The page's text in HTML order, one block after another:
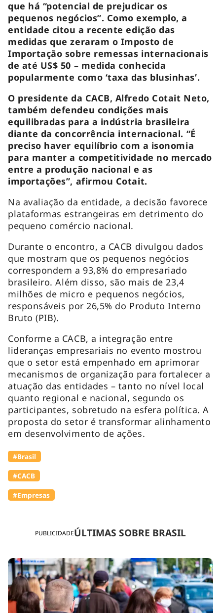
PUBLICIDADEÚLTIMAS SOBRE BRASIL
que há “potencial de prejudicar os
pequenos negócios”. Como exemplo, a
entidade citou a recente edição das
medidas que zeraram o Imposto de
Importação sobre remessas internacionais
de até US$ 50 – medida conhecida
popularmente como ‘taxa das blusinhas’.
O presidente da CACB, Alfredo Cotait Neto,
também defendeu condições mais
equilibradas para a indústria brasileira
diante da concorrência internacional. “É
preciso haver equilíbrio com a isonomia
para manter a competitividade no mercado
entre a produção nacional e as
importações”, afirmou Cotait.
Na avaliação da entidade, a decisão favorece
plataformas estrangeiras em detrimento do
pequeno comércio nacional.
Durante o encontro, a CACB divulgou dados
que mostram que os pequenos negócios
correspondem a 93,8% do empresariado
brasileiro. Além disso, são mais de 23,4
milhões de micro e pequenos negócios,
responsáveis por 26,5% do Produto Interno
Bruto (PIB).
Conforme a CACB, a integração entre
lideranças empresariais no evento mostrou
que o setor está empenhado em aprimorar
mecanismos de organização para fortalecer a
atuação das entidades – tanto no nível local
quanto regional e nacional, segundo os
participantes, sobretudo na esfera política. A
proposta do setor é transformar alinhamento
em desenvolvimento de ações.
#Brasil
#⁠CACB
#Empresas